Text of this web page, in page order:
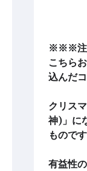
※※※
こちら
込んだ
クリス
神)」に
ものです
有益性